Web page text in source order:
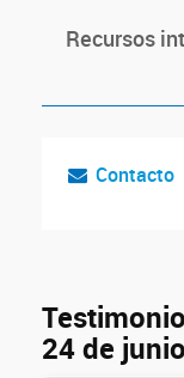
Recursos
Contacto
24 de